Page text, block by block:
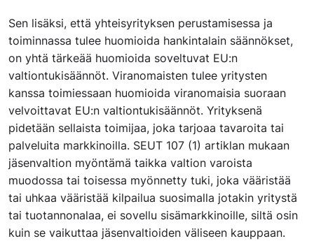
Sen lisäksi, että yhteisyrityksen perustamisessa ja
toiminnassa tulee huomioida hankintalain säännökset,
on yhtä tärkeää huomioida soveltuvat EU:n
valtiontukisäännöt. Viranomaisten tulee yritysten
kanssa toimiessaan huomioida viranomaisia suoraan
velvoittavat EU:n valtiontukisäännöt. Yrityksenä
pidetään sellaista toimijaa, joka tarjoaa tavaroita tai
palveluita markkinoilla. SEUT 107 (1) artiklan mukaan
jäsenvaltion myöntämä taikka valtion varoista
muodossa tai toisessa myönnetty tuki, joka vääristää
tai uhkaa vääristää kilpailua suosimalla jotakin yritystä
tai tuotannonalaa, ei sovellu sisämarkkinoille, siltä osin
kuin se vaikuttaa jäsenvaltioiden väliseen kauppaan.